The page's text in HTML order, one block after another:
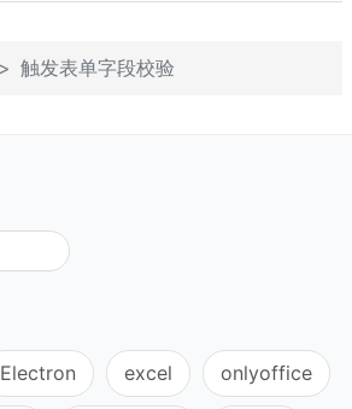
触发表单字段校验
Electron excel onlyoffice